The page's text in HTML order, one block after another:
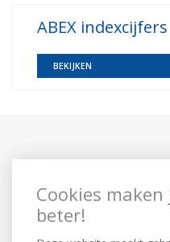
ABEX indexcijfers
BEKIJKEN
Cookies
beter!